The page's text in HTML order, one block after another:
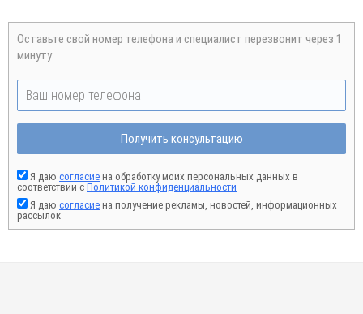
Оставьте свой номер телефона и специалист перезвонит через 1
минуту
Получить консультацию
Я даю согласие на обработку моих персональных данных в
соответствии с Политикой конфиденциальности
Я даю согласие на получение рекламы, новостей, информационных
рассылок